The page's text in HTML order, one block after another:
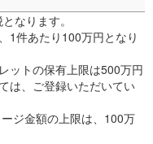
なります。
1件あたり100万円となり
ットの保有上限は500万円
は、ご登録いただいてい
ジ金額の上限は、100万